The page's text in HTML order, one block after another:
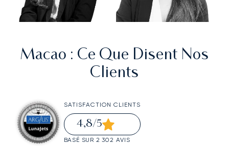
Macao : Ce Que Disent Nos
Clients
SATISFACTION CLIENTS
4,8/5
BASÉ SUR 2 302 AVIS